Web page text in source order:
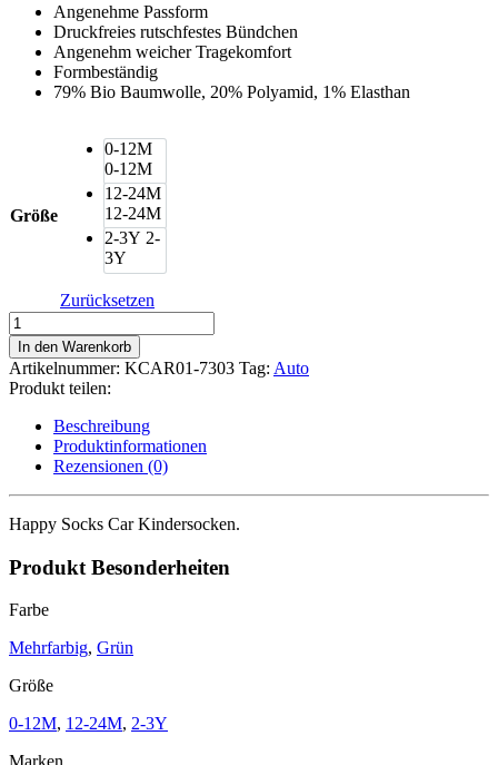
Angenehme Passform
Druckfreies rutschfestes Bündchen
Angenehm weicher Tragekomfort
Formbeständig
79% Bio Baumwolle, 20% Polyamid, 1% Elasthan
Größe
0-12M
0-12M
12-24M
12-24M
2-3Y 2-
3Y
Zurücksetzen
Happy
Socks
Car
Kindersocken
Menge
In den Warenkorb
Artikelnummer: KCAR01-7303 Tag: Auto
Produkt teilen:
Beschreibung
Produktinformationen
Rezensionen (0)
Happy Socks Car Kindersocken.
Produkt Besonderheiten
Farbe
Mehrfarbig, Grün
Größe
0-12M, 12-24M, 2-3Y